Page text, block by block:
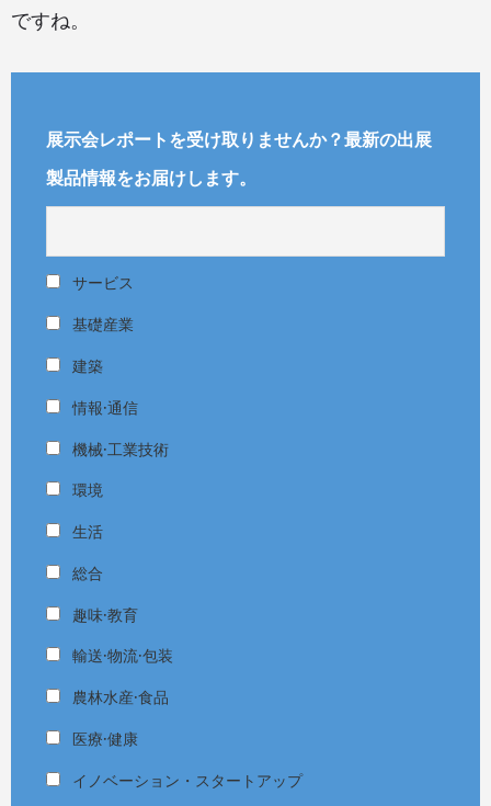
ですね。
展示会レポートを受け取りませんか？最新の出展
製品情報をお届けします。
サービス
基礎産業
建築
情報·通信
機械·工業技術
環境
生活
総合
趣味·教育
輸送·物流·包装
農林水産·食品
医療·健康
イノベーション・スタートアップ